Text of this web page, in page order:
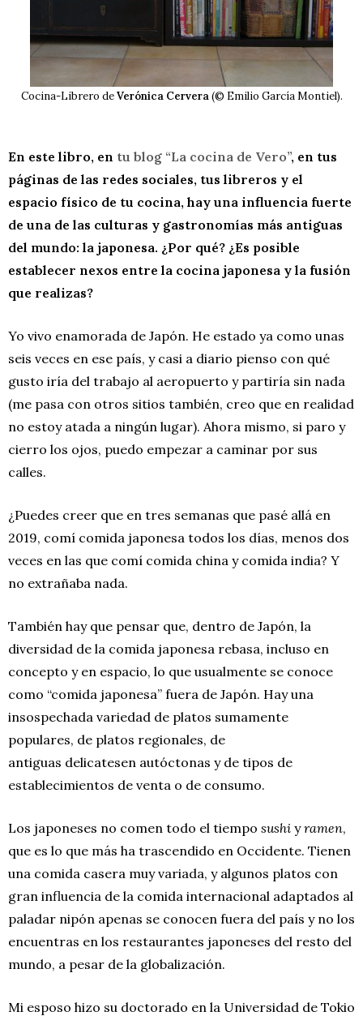
Cocina-Librero deVerónica Cervera(© Emilio García Montiel).
En este libro, en tu blog “La cocina de Vero”, en tus
páginas de las redes sociales, tus libreros y el
espacio físico de tu cocina, hay una influencia fuerte
de una de las culturas y gastronomías más antiguas
del mundo: la japonesa. ¿Por qué? ¿Es posible
establecer nexos entre la cocina japonesa y la fusión
que realizas?
Yo vivo enamorada de Japón. He estado ya como unas
seis veces en ese país, y casi a diario pienso con qué
gusto iría del trabajo al aeropuerto y partiría sin nada
(me pasa con otros sitios también, creo que en realidad
no estoy atada a ningún lugar). Ahora mismo, si paro y
cierro los ojos, puedo empezar a caminar por sus
calles.
¿Puedes creer que en tres semanas que pasé allá en
2019, comí comida japonesa todos los días, menos dos
veces en las que comí comida china y comida india? Y
no extrañaba nada.
También hay que pensar que, dentro de Japón, la
diversidad de la comida japonesa rebasa, incluso en
concepto y en espacio, lo que usualmente se conoce
como “comida japonesa” fuera de Japón. Hay una
insospechada variedad de platos sumamente
populares, de platos regionales, de
antiguas delicatesen autóctonas y de tipos de
establecimientos de venta o de consumo.
Los japoneses no comen todo el tiempo sushi yramen,
que es lo que más ha trascendido en Occidente. Tienen
una comida casera muy variada, y algunos platos con
gran influencia de la comida internacional adaptados al
paladar nipón apenas se conocen fuera del país y no los
encuentras en los restaurantes japoneses del resto del
mundo, a pesar de la globalización.
Mi esposo hizo su doctorado en la Universidad de Tokio